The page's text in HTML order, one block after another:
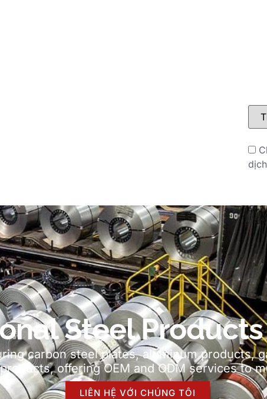
dịch
Steel
carbon steel plates,aluminum products,
,offering OEM and ODM services to
LIÊN HỆ VỚI CHÚNG TÔI